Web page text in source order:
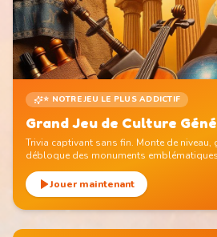
⭐ NOTRE JEU LE PLUS ADDICTIF
Grand Jeu de Culture
Trivia captivant sans fin. Monte de niveau,
débloque des monuments
Jouer maintenant